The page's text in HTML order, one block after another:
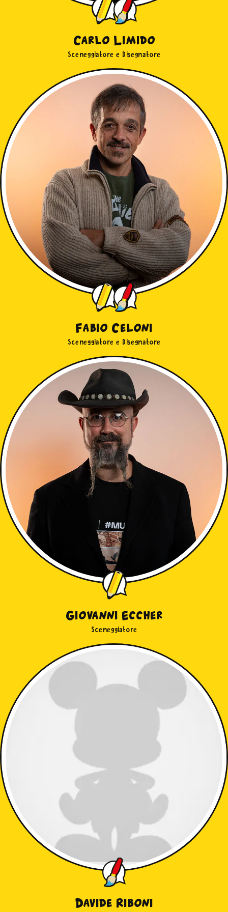
Carlo Limido
Sceneggiatore e Disegnatore
Fabio Celoni
Sceneggiatore e Disegnatore
Giovanni Eccher
Sceneggiatore
Davide Riboni